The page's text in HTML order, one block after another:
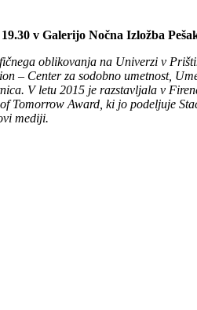
v Galerijo Nočna Izložba
oblikovanja na Univerzi v
– Center za sodobno umetnost,
V letu 2015 je razstavljala v
Award, ki jo podeljuje
mediji.